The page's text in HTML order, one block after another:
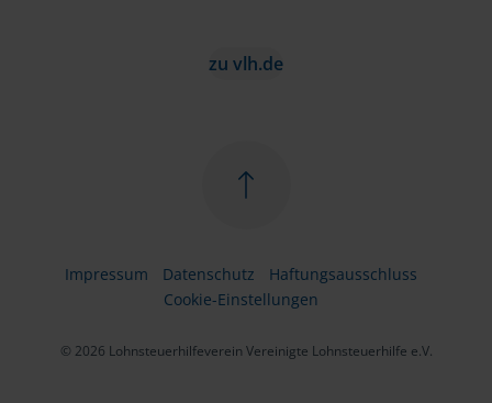
zu vlh.de
Impressum Datenschutz
Haftungsausschluss
Cookie-Einstellungen
© 2026 Lohnsteuerhilfeverein Vereinigte Lohnsteuerhilfe e.V.